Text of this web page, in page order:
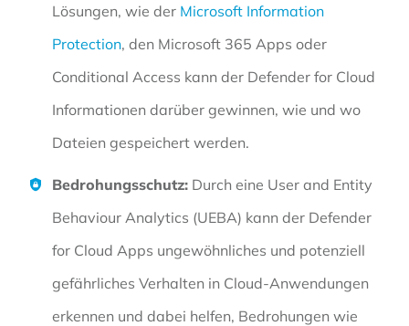
Lösungen, wie der Microsoft Information
Protection, den Microsoft 365 Apps oder
Conditional Access kann der Defender for Cloud
Informationen darüber gewinnen, wie und wo
Dateien gespeichert werden.
Bedrohungsschutz: Durch eine User and Entity
Behaviour Analytics (UEBA) kann der Defender
for Cloud Apps ungewöhnliches und potenziell
gefährliches Verhalten in Cloud-Anwendungen
erkennen und dabei helfen, Bedrohungen wie